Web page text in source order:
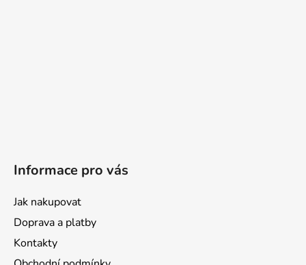
Informace pro vás
Jak nakupovat
Doprava a platby
Kontakty